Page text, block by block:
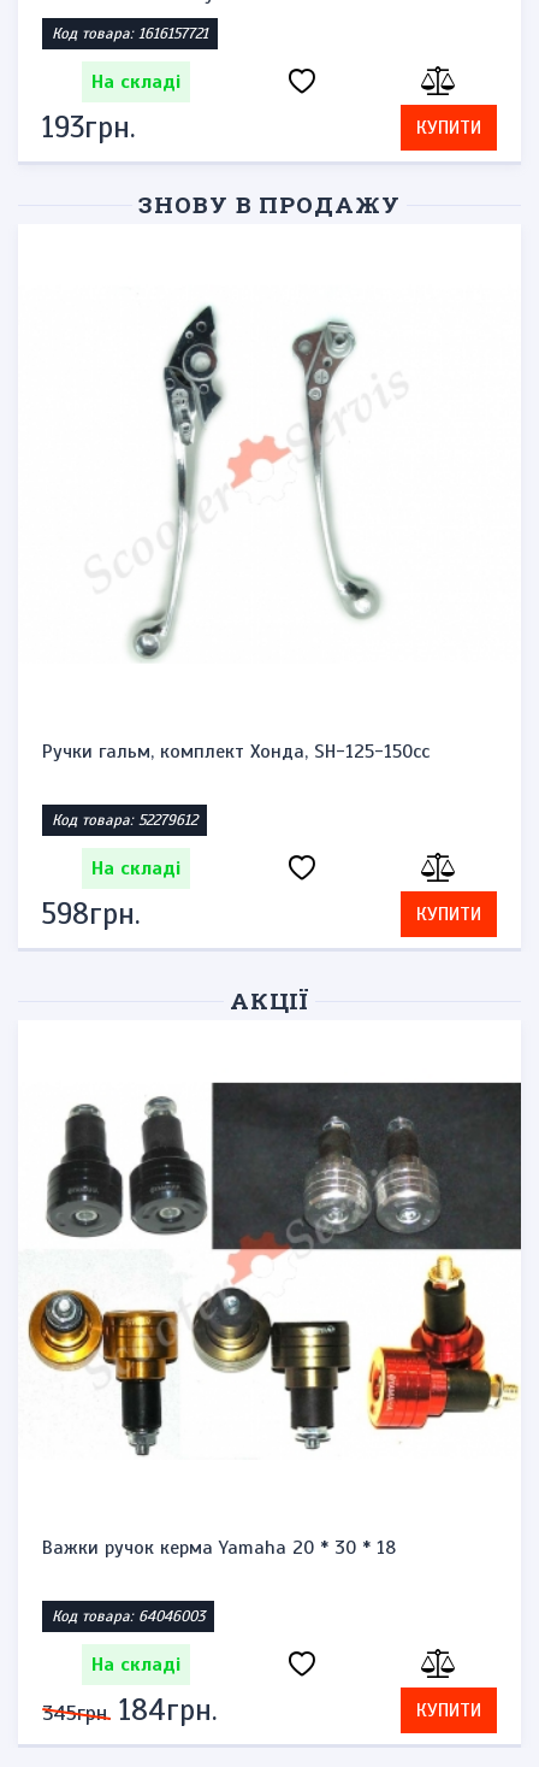
Код товара: 1616157721
На складі
193грн. КУПИТИ
ЗНОВУ В ПРОДАЖУ
Сальники передньої вилки 51153-45F00-00 Сузукі
Код товара: 42387501
На складі
736грн. КУПИТИ
АКЦІЇ
Запальничка бензинова тип zippo "Honda st1300"
Код товара: 1471864623
На складі
575грн. 276грн. КУПИТИ